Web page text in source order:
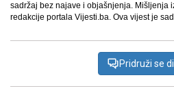
sadržaj bez najave i objašnjenja. Mišljenja
redakcije portala Vijesti.ba. Ova vijest je
Pridruži se